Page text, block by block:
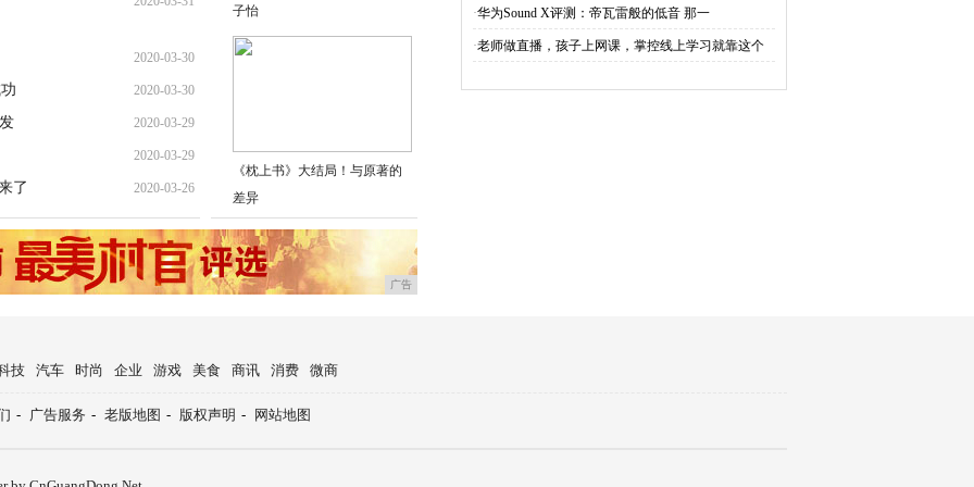
2020-03-30
2020-03-30
2020-03-29
2020-03-29
了 2020-03-26
子怡
《枕上书》大结局！与原著的
差异
广告
·华为Sound X评测：帝瓦雷般的低音 那一
·老师做直播，孩子上网课，掌控线上学习就靠这个
技 汽车 时尚 企业 游戏 美食 商讯 消费 微商
- 广告服务 - 老版地图 - 版权声明 - 网站地图